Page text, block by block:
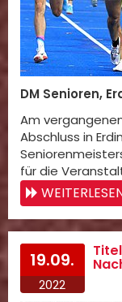
DM Senioren,
Am
Abschluss in
für die
19.09.
2022